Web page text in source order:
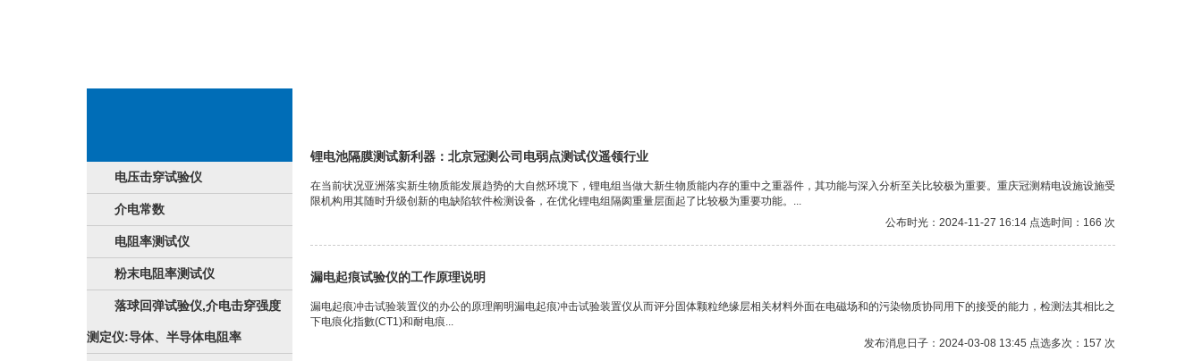
电压击穿试验仪
介电常数
电阻率测试仪
粉末电阻率测试仪
落球回弹试验仪,介电击穿强度
测定仪:导体、半导体电阻率
锂电池隔膜测试新利器：北京冠测公司电弱点测试仪遥领行业
在当前状况亚洲落实新生物质能发展趋势的大自然环境下，锂电组当做大新生物质能内存的重中之重器件，其功能与深入分析至关比较极为重要。重庆冠测精电设施设施受
限机构用其随时升级创新的电缺陷软件检测设备，在优化锂电组隔阂重量层面起了比较极为重要功能。...
公布时光：2024-11-27 16:14 点选时间：166 次
漏电起痕试验仪的工作原理说明
漏电起痕冲击试验装置仪的办公的原理阐明漏电起痕冲击试验装置仪从而评分固体颗粒绝缘层相关材料外面在电磁场和的污染物质协同用下的接受的能力，检测法其相比之
下电痕化指數(CT1)和耐电痕...
发布消息日子：2024-03-08 13:45 点选多次：157 次